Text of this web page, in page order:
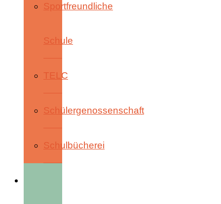
Sportfreundliche
Schule
TELC
Schülergenossenschaft
Schulbücherei